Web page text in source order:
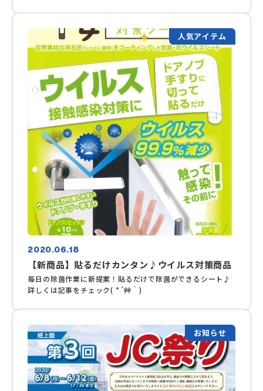
人気アイテム
2020.06.18
【新商品】貼るだけカンタン♪ウイルス対策商品
毎日の除菌作業に新提案！貼るだけで除菌ができるシート♪
詳しくは記事をチェック( *´艸｀)
お知らせ